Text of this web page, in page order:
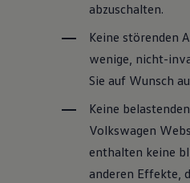
abzuschalten.
Keine störenden
wenige, nicht-
Sie auf Wunsch
Keine
Volkswagen
enthalten keine
anderen Effekte,